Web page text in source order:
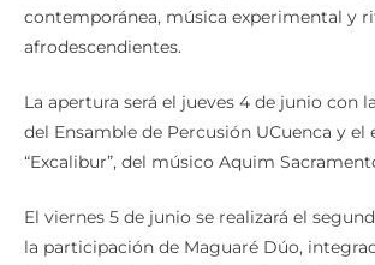
contemporánea, música experimental y
afrodescendientes.
La apertura será el jueves 4 de junio con
del Ensamble de Percusión UCuenca y el
“Excalibur”, del músico Aquim
El viernes 5 de junio se realizará el
la participación de Maguaré Dúo,